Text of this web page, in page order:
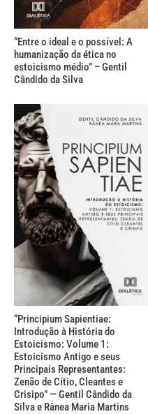
“Entre o ideal e o possível: A
humanização da ética no
estoicismo médio” – Gentil
Cândido da Silva
“Principium Sapientiae:
Introdução à História do
Estoicismo: Volume 1:
Estoicismo Antigo e seus
Principais Representantes:
Zenão de Cítio, Cleantes e
Crisipo” — Gentil Cândido da
Silva e Rânea Maria Martins